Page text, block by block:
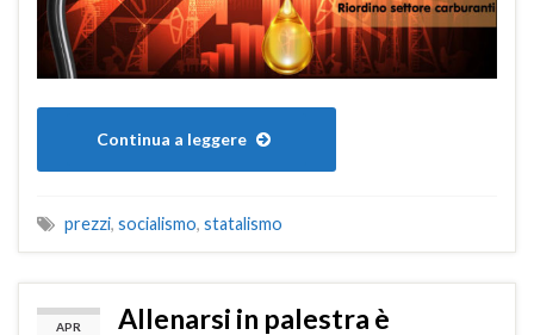
Continua a leggere
prezzi, socialismo, statalismo
APR
Allenarsi in palestra è